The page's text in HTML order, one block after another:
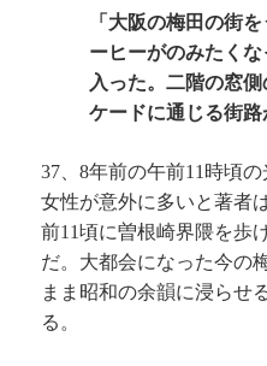
「大阪の梅田の街
ーヒーがのみたく
入った。二階の窓
ケードに通じる街路
37、8年前の午前11 時頃
女性が意外に多いと著者
前11頃に曽根崎界隈を歩
だ。大都会になった今の
まま昭和の余韻に浸らせ
る。